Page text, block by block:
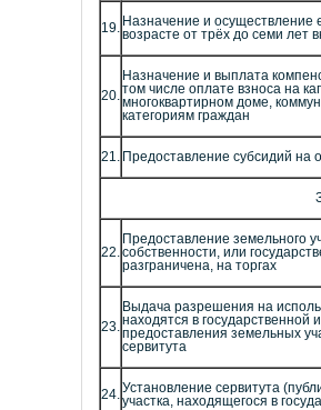
19. Назначение и
возрасте от трёх до семи лет
20.
Назначение и выплата
том числе оплате взноса на
многоквартирном доме,
категориям граждан
21. Предоставление субсидий на
22.
Предоставление земельного
собственности, или
разграничена, на торгах
23.
Выдача разрешения на
находятся в государственной
предоставления земельных
сервитута
24. Установление сервитута
участка, находящегося в